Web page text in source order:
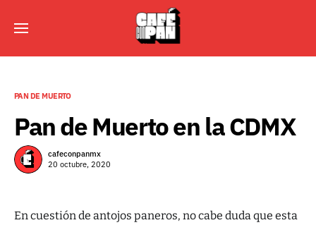
PAN DE MUERTO
Pan de Muerto en la CDMX
cafeconpanmx
20 octubre, 2020
En cuestión de antojos paneros, no cabe duda que esta